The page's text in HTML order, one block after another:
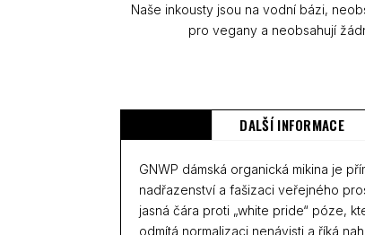
Naše inkousty jsou na vodní bázi,
pro vegany a neobsahují
DALŠÍ INFORMACE
GNWP dámská organická mikina je
nadřazenství a fašizaci veřejného
jasná čára proti „white pride“ póze,
odmítá normalizaci nenávisti a říká